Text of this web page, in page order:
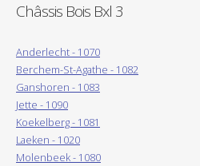
Châssis Bois Bxl 3
Anderlecht - 1070
Berchem-St-Agathe - 1082
Ganshoren - 1083
Jette - 1090
Koekelberg - 1081
Laeken - 1020
Molenbeek - 1080